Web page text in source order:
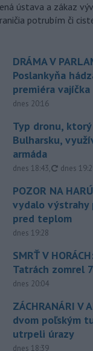
ústava a zákaz
potrubím či
DRÁMA V
Poslankyňa
premiéra vajíčka
dnes 20:16
Typ dronu,
Bulharsku,
armáda
dnes 18:43, dnes
POZOR NA
vydalo výstrahy
pred teplom
dnes 19:28
SMRŤ V
Tatrách zomrel
dnes 20:04
ZÁCHRANÁRI V
dvom poľským
utrpeli úrazy
dnes 18:39